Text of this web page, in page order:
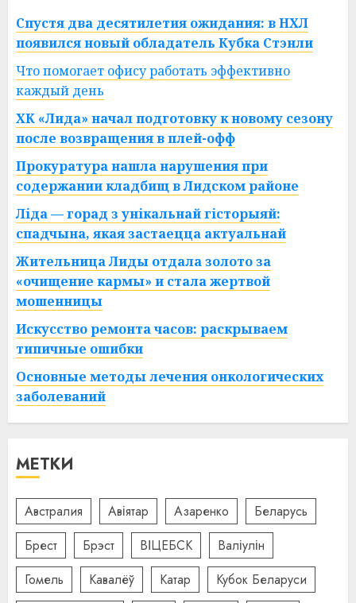
Спустя два десятилетия ожидания: в НХЛ
появился новый обладатель Кубка Стэнли
Что помогает офису работать эффективно
каждый день
ХК «Лида» начал подготовку к новому сезону
после возвращения в плей-офф
Прокуратура нашла нарушения при
содержании кладбищ в Лидском районе
Ліда — горад з унікальнай гісторыяй:
спадчына, якая застаецца актуальнай
Жительница Лиды отдала золото за
«очищение кармы» и стала жертвой
мошенницы
Искусство ремонта часов: раскрываем
типичные ошибки
Основные методы лечения онкологических
заболеваний
МЕТКИ
Австралия Авіятар Азаренко
Беларусь
Брест
Брэст ВІЦЕБСК
Валіулін
Гомель
Кавалёў Катар
Кубок Беларуси